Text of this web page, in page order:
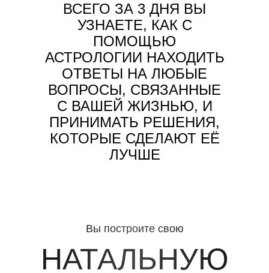
ВСЕГО ЗА 3 ДНЯ ВЫ
УЗНАЕТЕ, КАК С
ПОМОЩЬЮ
АСТРОЛОГИИ НАХОДИТЬ
ОТВЕТЫ НА ЛЮБЫЕ
ВОПРОСЫ, СВЯЗАННЫЕ
С ВАШЕЙ ЖИЗНЬЮ, И
ПРИНИМАТЬ РЕШЕНИЯ,
КОТОРЫЕ СДЕЛАЮТ ЕЁ
ЛУЧШЕ
Вы построите свою
НАТАЛЬНУЮ